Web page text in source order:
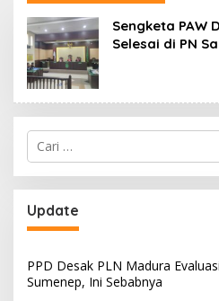
Sengketa PAW
Selesai di PN
Cari
untuk:
Update
PPD Desak PLN Madura
Sumenep, Ini Sebabnya